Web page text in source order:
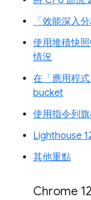
「效能深入
使用堆積快
情況
在「應用程
bucket
使用指令列
Lighthouse
其他重點
Chrome